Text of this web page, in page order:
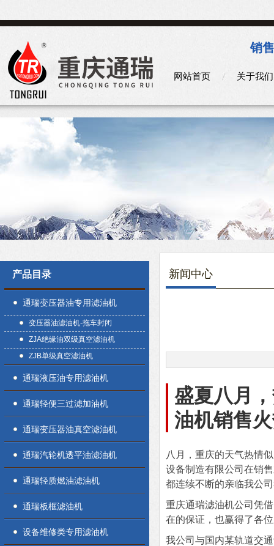
销
网站首页 关于我们
产品目录
通瑞变压器油专用滤油机
变压器油滤油机-拖车封闭
ZJA绝缘油双级真空滤油机
ZJB单级真空滤油机
通瑞液压油专用滤油机
通瑞轻便三过滤加油机
通瑞变压器油真空滤油机
通瑞汽轮机透平油滤油机
通瑞轻质燃油滤油机
通瑞板框滤油机
设备维修类专用滤油机
新闻中心
盛夏八月
油机销售
八月，重庆的天气热情
设备制造有限公司在销
都连续不断的亲临我公
重庆通瑞滤油机公司凭
在的保证，也赢得了各
我公司与国内某轨道交